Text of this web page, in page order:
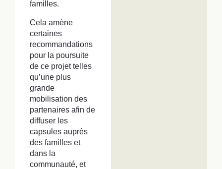
familles.
Cela amène
certaines
recommandations
pour la poursuite
de ce projet telles
qu’une plus
grande
mobilisation des
partenaires afin de
diffuser les
capsules auprès
des familles et
dans la
communauté, et